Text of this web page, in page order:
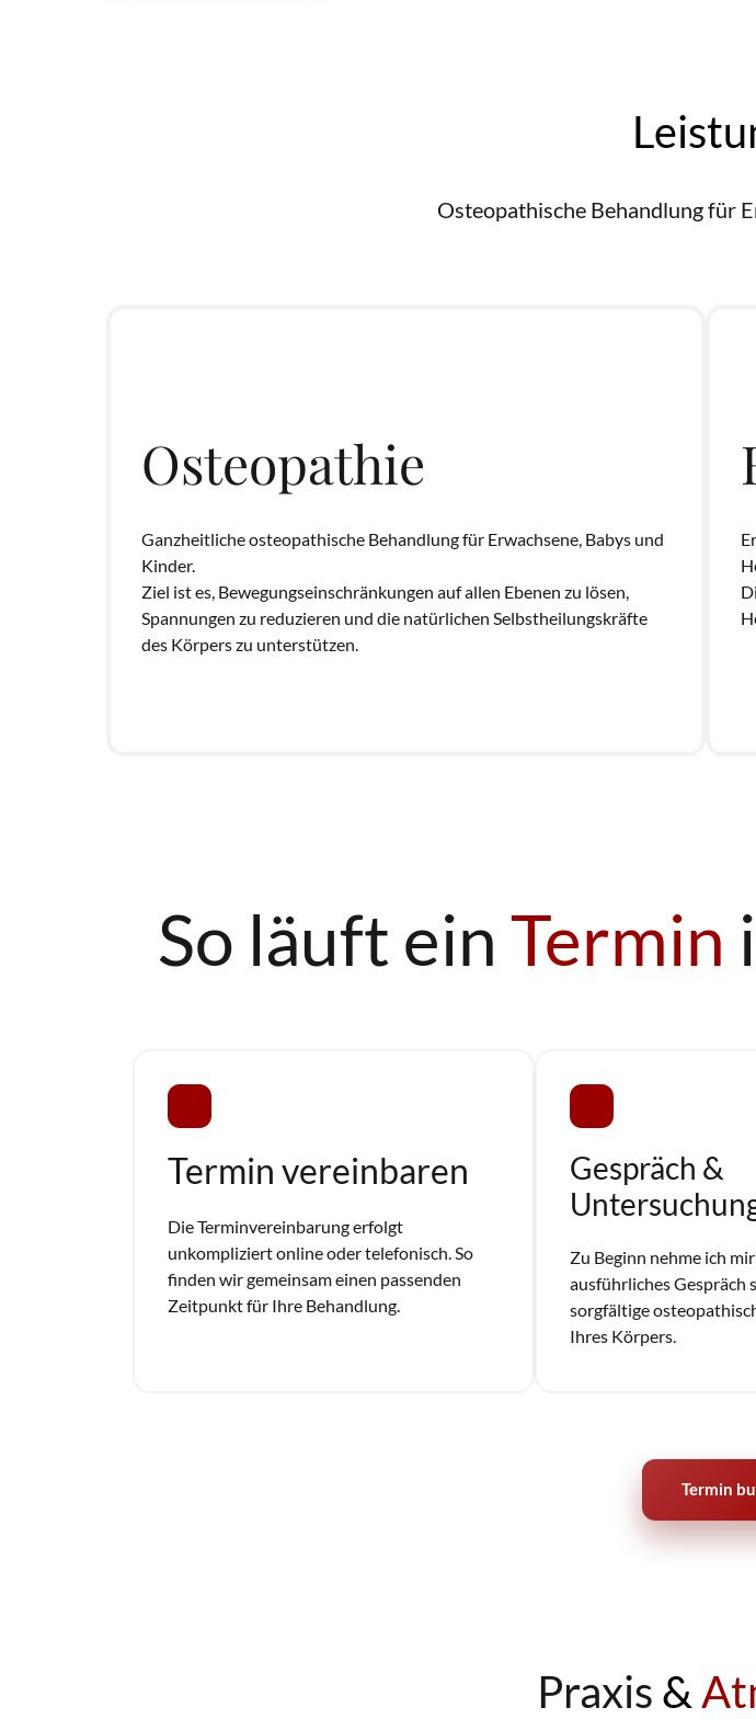
Osteopathische Behandlung für
Osteopathie
Ganzheitliche osteopathische Behandlung für Erwachsene, Babys und
Kinder.
Ziel ist es, Bewegungseinschränkungen auf allen Ebenen zu lösen,
Spannungen zu reduzieren und die natürlichen Selbstheilungskräfte
des Körpers zu unterstützen.
So läuft ein Termin
Termin vereinbaren
Die Terminvereinbarung erfolgt
unkompliziert online oder telefonisch. So
finden wir gemeinsam einen passenden
Zeitpunkt für Ihre Behandlung.
Gespräch &
Zu Beginn nehme ich
ausführliches Gespräch
sorgfältige
Ihres Körpers.
Termin
Praxis &